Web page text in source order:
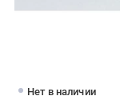
Нет в наличии